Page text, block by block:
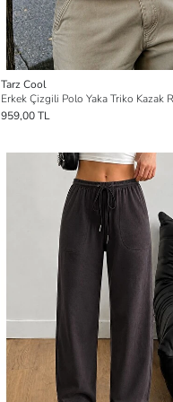
Tarz Cool
959,00 TL